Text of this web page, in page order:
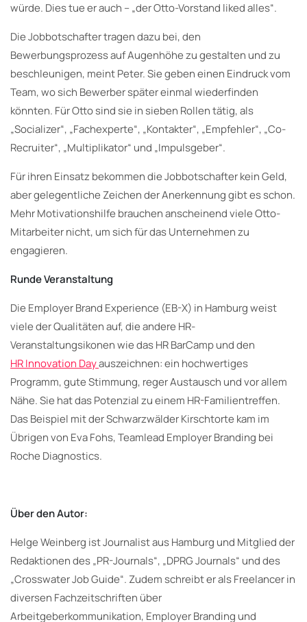
würde. Dies tue er auch – „der Otto-Vorstand liked alles“.
Die Jobbotschafter tragen dazu bei, den
Bewerbungsprozess auf Augenhöhe zu gestalten und zu
beschleunigen, meint Peter. Sie geben einen Eindruck vom
Team, wo sich Bewerber später einmal wiederfinden
könnten. Für Otto sind sie in sieben Rollen tätig, als
„Socializer“, „Fachexperte“, „Kontakter“, „Empfehler“, „Co-
Recruiter“, „Multiplikator“ und „Impulsgeber“.
Für ihren Einsatz bekommen die Jobbotschafter kein Geld,
aber gelegentliche Zeichen der Anerkennung gibt es schon.
Mehr Motivationshilfe brauchen anscheinend viele Otto-
Mitarbeiter nicht, um sich für das Unternehmen zu
engagieren.
Runde Veranstaltung
Die Employer Brand Experience (EB-X) in Hamburg weist
viele der Qualitäten auf, die andere HR-
Veranstaltungsikonen wie das HR BarCamp und den
HR Innovation Dayauszeichnen: ein hochwertiges
Programm, gute Stimmung, reger Austausch und vor allem
Nähe. Sie hat das Potenzial zu einem HR-Familientreffen.
Das Beispiel mit der Schwarzwälder Kirschtorte kam im
Übrigen von Eva Fohs, Teamlead Employer Branding bei
Roche Diagnostics.
Über den Autor:
Helge Weinberg ist Journalist aus Hamburg und Mitglied der
Redaktionen des „PR-Journals“, „DPRG Journals“ und des
„Crosswater Job Guide“. Zudem schreibt er als Freelancer in
diversen Fachzeitschriften über
Arbeitgeberkommunikation, Employer Branding und